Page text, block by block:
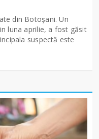
din Botoșani. Un
luna aprilie, a fost găsit
suspectă este